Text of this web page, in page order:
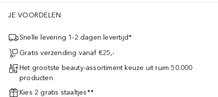
JE VOORDELEN
Snelle levering 1-2 dagen levertijd*
Gratis verzending vanaf €25,-
Het grootste beauty-assortiment keuze uit ruim 50.000
producten
Kies 2 gratis staaltjes**